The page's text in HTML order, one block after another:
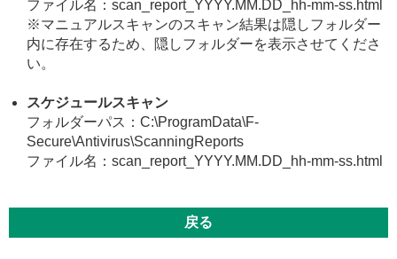
ファイル名：scan_report_YYYY.MM.DD_hh-mm-ss.html
※マニュアルスキャンのスキャン結果は隠しフォルダー
内に存在するため、隠しフォルダーを表示させてくださ
い。
スケジュールスキャン
フォルダーパス：C:\ProgramData\F-
Secure\Antivirus\ScanningReports
ファイル名：scan_report_YYYY.MM.DD_hh-mm-ss.html
戻る